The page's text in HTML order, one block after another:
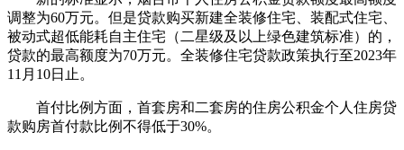
调整为60万元。但是贷款购买新建全装修住宅、装配式住宅、
被动式超低能耗自主住宅（二星级及以上绿色建筑标准）的，
贷款的最高额度为70万元。全装修住宅贷款政策执行至2023年
11月10日止。
首付比例方面，首套房和二套房的住房公积金个人住房贷
款购房首付款比例不得低于30%。